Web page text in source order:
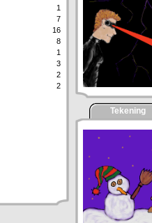
1
7
16
8
1
3
2
2
Tekening